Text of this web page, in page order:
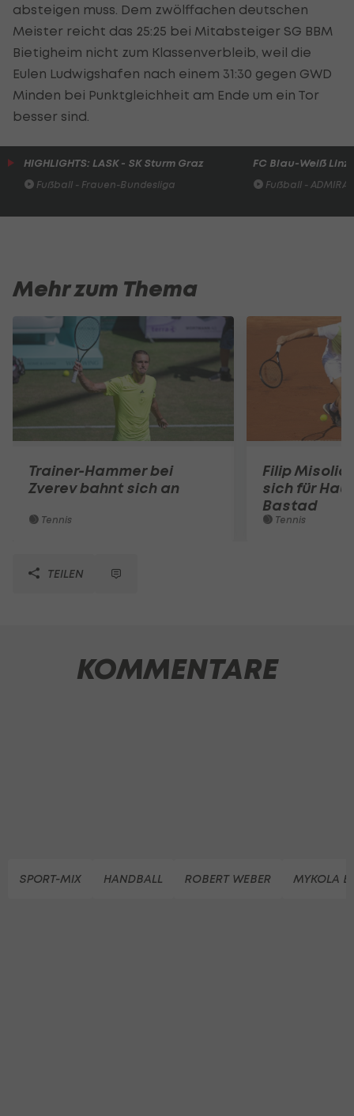
absteigen muss. Dem zwölffachen deutschen
Meister reicht das 25:25 bei Mitabsteiger SG BBM
Bietigheim nicht zum Klassenverbleib, weil die
Eulen Ludwigshafen nach einem 31:30 gegen GWD
Minden bei Punktgleichheit am Ende um ein Tor
besser sind.
HIGHLIGHTS: LASK - SK Sturm Graz
Fußball - Frauen-Bundesliga
FC Blau-Weiß Linz
Fußball -
Mehr zum Thema
Trainer-Hammer bei
Zverev bahnt sich an
Tennis
Filip
sich für
Bastad
Tennis
TEILEN
KOMMENTARE
SPORT-MIX HANDBALL ROBERT WEBER MYKOLA